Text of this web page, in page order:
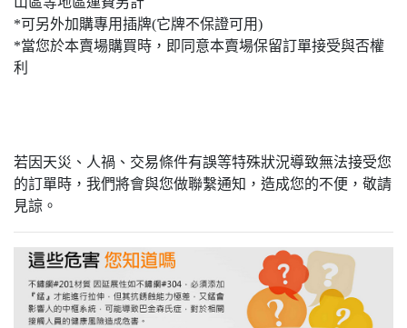
*可另外加購專用插牌(它牌不保證可用)
*當您於本賣場購買時，即同意本賣場保留訂單接受與否權
利
若因天災、人禍、交易條件有誤等特殊狀況導致無法接受您
的訂單時，我們將會與您做聯繫通知，造成您的不便，敬請
見諒。